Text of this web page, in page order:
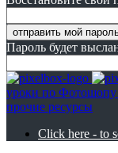
Пароль будет
уроки по
прочие ресурсы
Click here - to